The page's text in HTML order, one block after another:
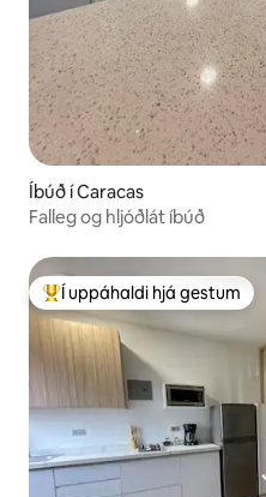
Íbúð í Caracas
Falleg og hljóðlát íbúð
Í mestu uppáhaldi hjá gestum
Í uppáhaldi hjá gestum